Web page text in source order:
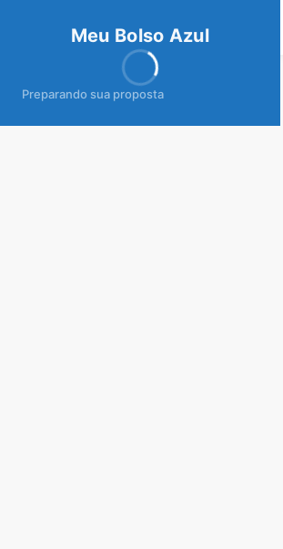
Meu Bolso Azul
Preparando sua proposta
meubolsoAz